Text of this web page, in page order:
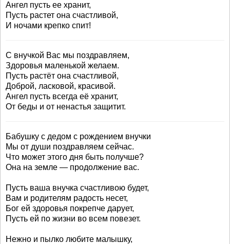
Ангел пусть ее хранит,
Пусть растет она счастливой,
И ночами крепко спит!
С внучкой Вас мы поздравляем,
Здоровья маленькой желаем.
Пусть растёт она счастливой,
Доброй, ласковой, красивой.
Ангел пусть всегда её хранит,
От беды и от ненастья защитит.
Бабушку с дедом с рождением внучки
Мы от души поздравляем сейчас.
Что может этого дня быть получше?
Она на земле — продолжение вас.
Пусть ваша внучка счастливою будет,
Вам и родителям радость несет,
Бог ей здоровья покрепче дарует,
Пусть ей по жизни во всем повезет.
Нежно и пылко любите малышку,